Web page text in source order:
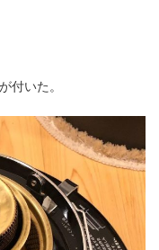
付いた。